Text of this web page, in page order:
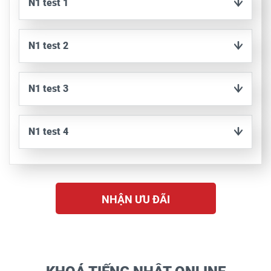
N1 test 1
N1 test 2
N1 test 3
N1 test 4
NHẬN ƯU ĐÃI